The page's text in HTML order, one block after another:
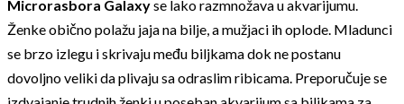
Microrasbora Galaxyse lako razmnožava u akvarijumu.
Ženke obično polažu jaja na bilje, a mužjaci ih oplode. Mladunci
se brzo izlegu i skrivaju među biljkama dok ne postanu
dovoljno veliki da plivaju sa odraslim ribicama. Preporučuje se